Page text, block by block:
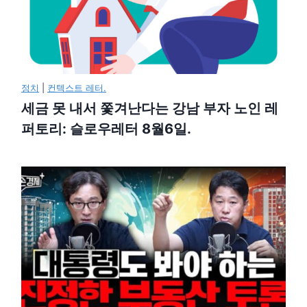
정치 컨텍스트 레터.
세금 못 내서 쫓겨난다는 강남 부자 노인 레
퍼토리: 슬로우레터 8월6일.